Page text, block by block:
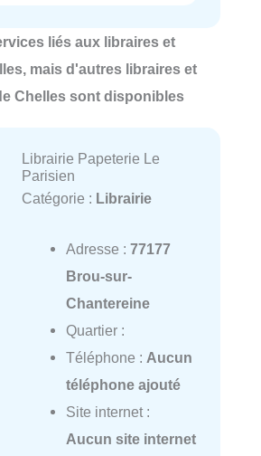
liés aux libraires et
mais d'autres libraires et
Chelles sont disponibles
Librairie Papeterie Le
Parisien
Catégorie : Librairie
Adresse : 77177
Brou-sur-
Chantereine
Quartier :
Téléphone : Aucun
téléphone ajouté
Site internet :
Aucun site internet